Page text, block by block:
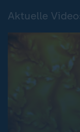
Aktuelle